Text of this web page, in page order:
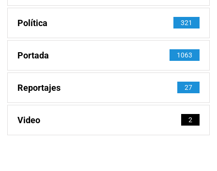
Política 321
Portada 1063
Reportajes 27
Video 2